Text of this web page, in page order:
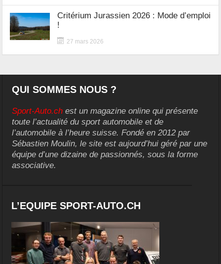
Critérium Jurassien 2026 : Mode d’emploi
!
27 mars 2026
QUI SOMMES NOUS ?
Sport-Auto.ch est un magazine online qui présente
toute l’actualité du sport automobile et de
l’automobile à l’heure suisse. Fondé en 2012 par
Sébastien Moulin, le site est aujourd’hui géré par une
équipe d’une dizaine de passionnés, sous la forme
associative.
L’EQUIPE SPORT-AUTO.CH